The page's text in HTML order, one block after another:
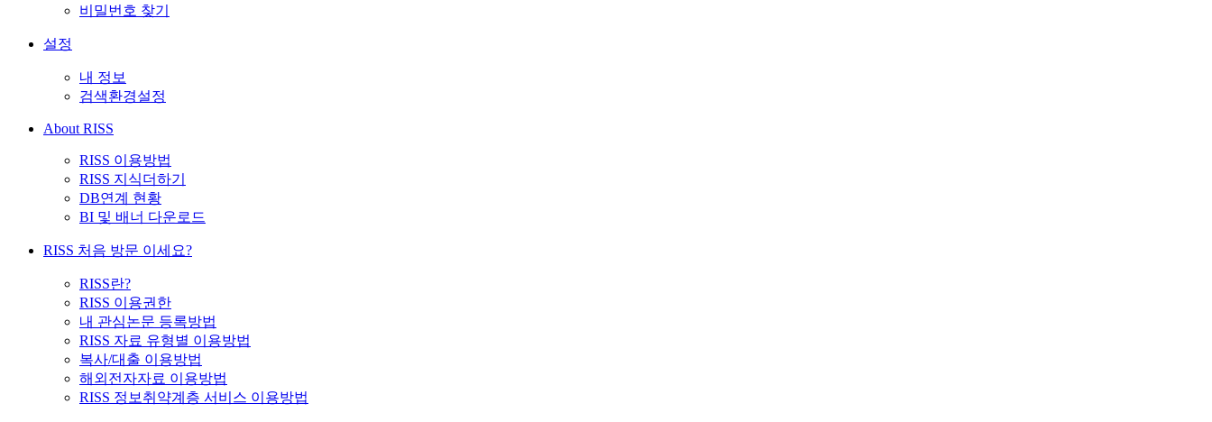
비밀번호 찾기
설정
내 정보
검색환경설정
About RISS
RISS 이용방법
RISS 지식더하기
DB연계 현황
BI 및 배너 다운로드
RISS 처음 방문 이세요?
RISS란?
RISS 이용권한
내 관심논문 등록방법
RISS 자료 유형별 이용방법
복사/대출 이용방법
해외전자자료 이용방법
RISS 정보취약계층 서비스 이용방법